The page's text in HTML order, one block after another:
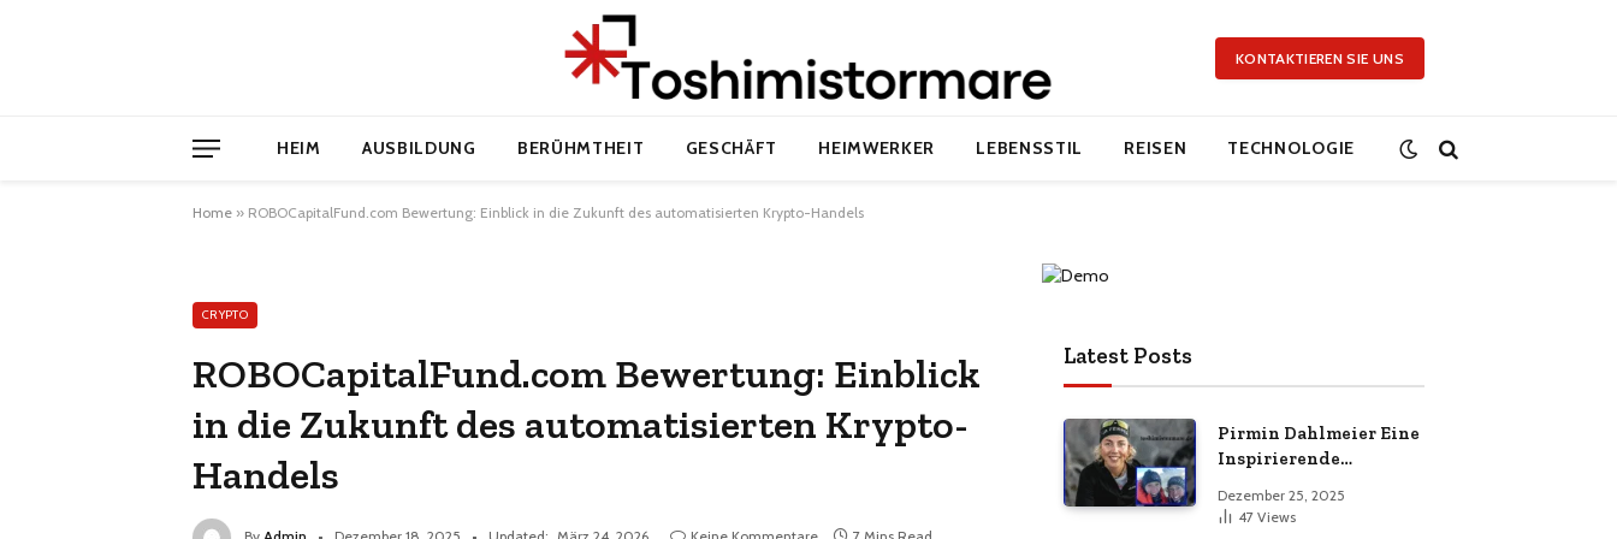
KONTAKTIEREN SIE UNS
HEIM AUSBILDUNG BERÜHMTHEIT GESCHÄFT HEIMWERKER LEBENSSTIL REISEN TECHNOLOGIE
Home » ROBOCapitalFund.com Bewertung: Einblick in die Zukunft des automatisierten Krypto-Handels
CRYPTO
ROBOCapitalFund.com Bewertung: Einblick
in die Zukunft des automatisierten Krypto-
Handels
Latest Posts
Pirmin Dahlmeier Eine
Inspirierende
Wintersportlegende
Dezember 25, 2025
47 Views